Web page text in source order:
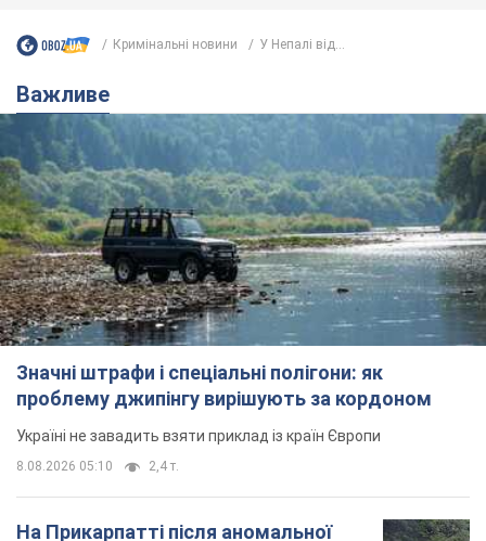
Кримінальні новини У Непалі від...
Важливе
Значні штрафи і спеціальні полігони: як
проблему джипінгу вирішують за кордоном
Україні не завадить взяти приклад із країн Європи
8.08.2026 05:10 2,4 т.
На Прикарпатті після аномальної